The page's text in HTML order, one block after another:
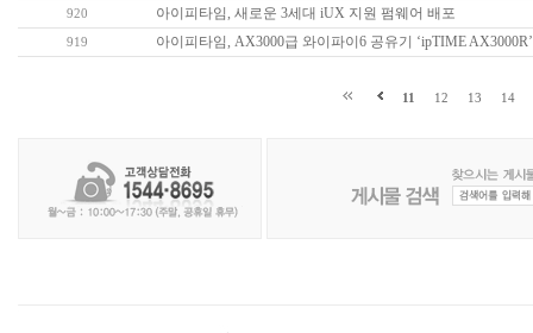
920 아이피타임, 새로운 3세대 iUX 지원 펌웨어 배포
919 아이피타임, AX3000급 와이파이6 공유기 ‘ipTIME
11 12 13 14